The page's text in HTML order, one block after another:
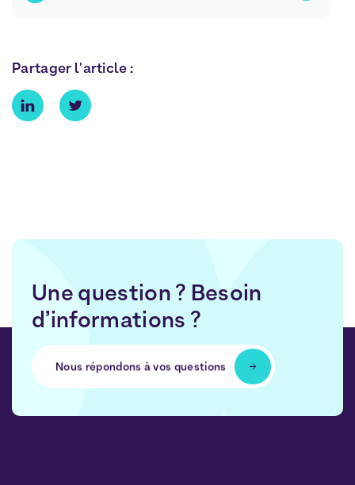
Partager l'article :
Une question ? Besoin
d’informations ?
Nous répondons à vos questions